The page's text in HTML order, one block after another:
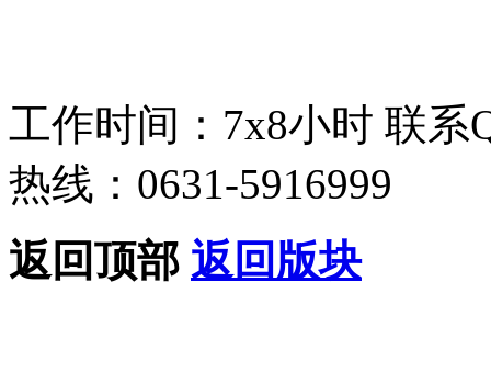
工作时间：7x8小时 联系
热线：0631-5916999
返回顶部 返回版块